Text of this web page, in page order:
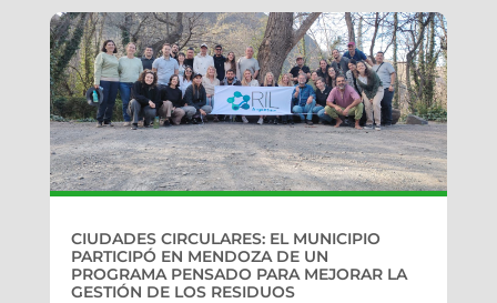
CIUDADES CIRCULARES: EL MUNICIPIO
PARTICIPÓ EN MENDOZA DE UN
PROGRAMA PENSADO PARA MEJORAR LA
GESTIÓN DE LOS RESIDUOS